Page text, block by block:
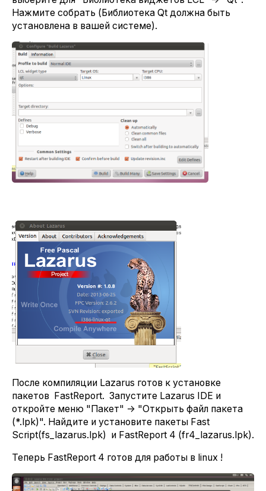
Нажмите собрать (Библиотека Qt должна быть
установлена в вашей системе).
После компиляции Lazarus готов к установке
пакетов FastReport. Запустите Lazarus IDE и
откройте меню "Пакет" -> "Открыть файл пакета
(*.lpk)". Найдите и установите пакеты Fast
Script(fs_lazarus.lpk) и FastReport 4 (fr4_lazarus.lpk).
Теперь FastReport 4 готов для работы в linux !